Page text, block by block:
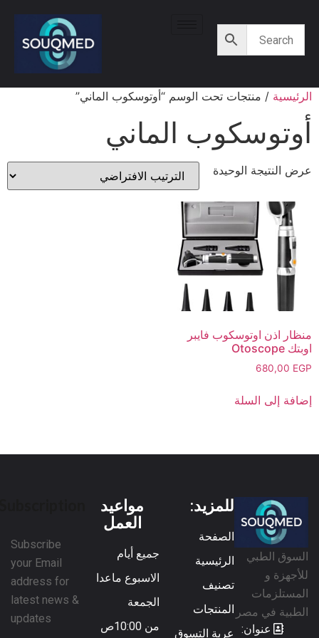
الرئيسية/ منتجات تحت الوسم “أوتوسكوب الماني”
أوتوسكوب الماني
عرض النتيجة الوحيدة
منظار اذن اوتوسكوب فايبر
اوبتك Otoscope
680,00EGP
إضافة إلى السلة
السوق الطبي
للأجهزة و
المستلزمات
الطبية في مصر
عنوان:
للمزيد:
الصفحة
الرئيسية
تصنيف
المنتجات
عربة التسوق
مواعيد
العمل
جميع أيام
الاسبوع ماعدا
الجمعة
من 10:00ص
Subscribe
your Email
address for
latest news &
updates